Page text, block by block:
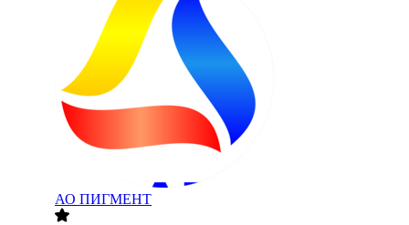
АО ПИГМЕНТ